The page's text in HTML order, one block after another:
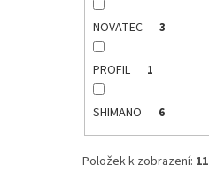
NOVATEC 3
PROFIL 1
SHIMANO 6
Položek k zobrazení: 11